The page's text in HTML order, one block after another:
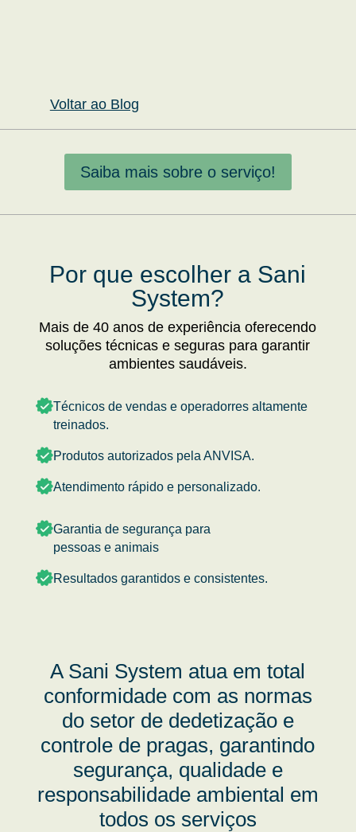
Voltar ao Blog
Saiba mais sobre o serviço!
Por que escolher a Sani
System?
Mais de 40 anos de experiência oferecendo
soluções técnicas e seguras para garantir
ambientes saudáveis.
Técnicos de vendas e operadorres altamente
treinados.
Produtos autorizados pela ANVISA.
Atendimento rápido e personalizado.
Garantia de segurança para
pessoas e animais
Resultados garantidos e consistentes.
A Sani System atua em total
conformidade com as normas
do setor de dedetização e
controle de pragas, garantindo
segurança, qualidade e
responsabilidade ambiental em
todos os serviços